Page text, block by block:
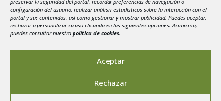
preservar la seguridad del portal, recordar preferencias de navegación o
configuración del usuario, realizar análisis estadísticos sobre la interacción con el
portal y sus contenidos, así como gestionar y mostrar publicidad. Puedes aceptar,
rechazar o personalizar su uso clicando en las siguientes opciones. Asimismo,
puedes consultar nuestra política de cookies.
Aceptar
Rechazar
10
11 12 13 14 15
16
17
18 19 20 21 22
23
24
25 26 27
31